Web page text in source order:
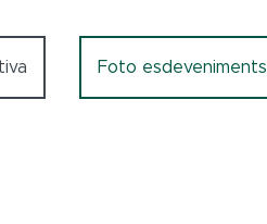
Foto esdeveniments